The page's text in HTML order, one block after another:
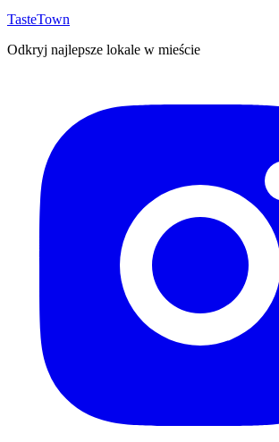
TasteTown
Odkryj najlepsze lokale w mieście